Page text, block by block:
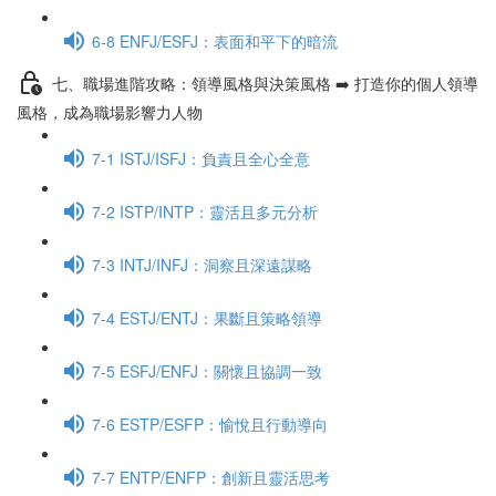
6-8 ENFJ/ESFJ：表面和平下的暗流
七、職場進階攻略：領導風格與決策風格 ➡️ 打造你的個人領導
風格，成為職場影響力人物
7-1 ISTJ/ISFJ：負責且全心全意
7-2 ISTP/INTP：靈活且多元分析
7-3 INTJ/INFJ：洞察且深遠謀略
7-4 ESTJ/ENTJ：果斷且策略領導
7-5 ESFJ/ENFJ：關懷且協調一致
7-6 ESTP/ESFP：愉悅且行動導向
7-7 ENTP/ENFP：創新且靈活思考